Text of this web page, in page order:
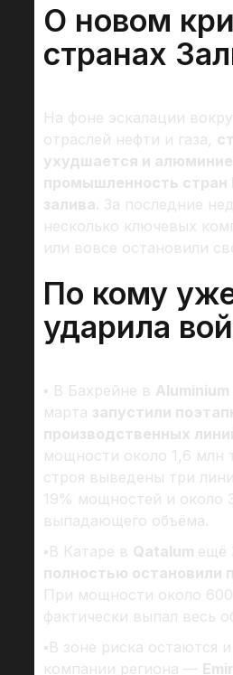
О новом
странах
На фоне эскалации
отраслей нефти и газа,
ухудшается и
промышленность стран
залива. За последние
несколько ключевых
или вовсе остановили
По кому
ударила
▪ В Бахрейне в
марта запустили
производственных
мощности около 1,6 млн
строя выведены три
19% мощностей и около
выпадающего объёма.
▪В Катаре в Qatalum ещё
полностью остановили
При мощности около
фактически выпал весь
▪В зоне риска остаются
компании региона —